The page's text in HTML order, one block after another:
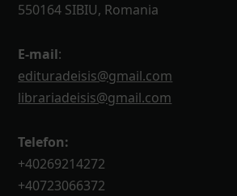
550164 SIBIU, Romania
E-mail:
edituradeisis@gmail.com
librariadeisis@gmail.com
Telefon:
+40269214272
+40723066372